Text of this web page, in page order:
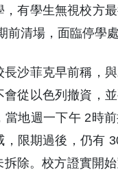
，有學生無視校方
前清場，面臨停學處
長沙菲克早前稱，
會從以色列撤資，
當地週一下午 2時
，限期過後，仍有
拆除。校方證實開